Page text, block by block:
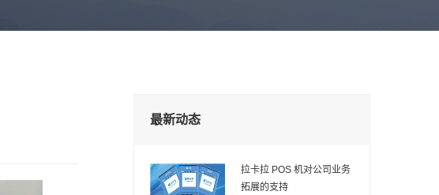
最新动态
拉卡拉 POS 机对公司业务
拓展的支持